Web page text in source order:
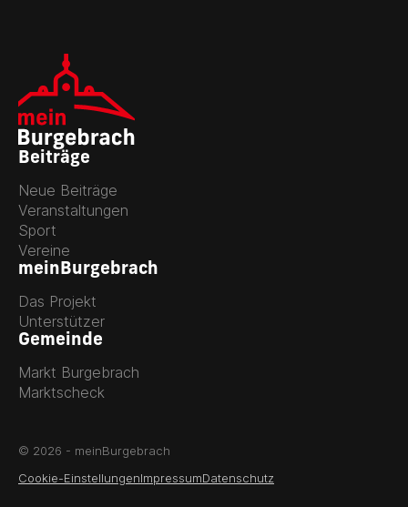
Beiträge
Neue Beiträge
Veranstaltungen
Sport
Vereine
meinBurgebrach
Das Projekt
Unterstützer
Gemeinde
Markt Burgebrach
Marktscheck
© 2026 - meinBurgebrach
Cookie-EinstellungenImpressumDatenschutz